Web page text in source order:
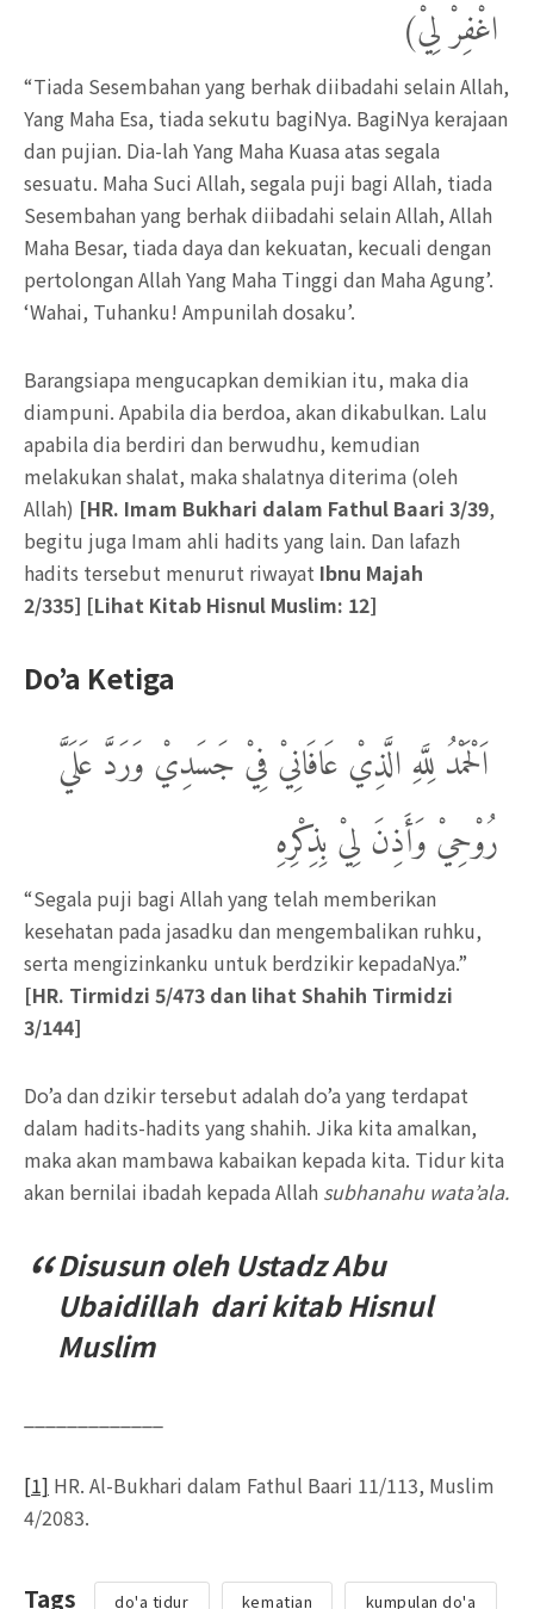
اغْفِرْ لِيْ)
“Tiada Sesembahan yang berhak diibadahi selain Allah,
Yang Maha Esa, tiada sekutu bagiNya. BagiNya kerajaan
dan pujian. Dia-lah Yang Maha Kuasa atas segala
sesuatu. Maha Suci Allah, segala puji bagi Allah, tiada
Sesembahan yang berhak diibadahi selain Allah, Allah
Maha Besar, tiada daya dan kekuatan, kecuali dengan
pertolongan Allah Yang Maha Tinggi dan Maha Agung’.
‘Wahai, Tuhanku! Ampunilah dosaku’.
Barangsiapa mengucapkan demikian itu, maka dia
diampuni. Apabila dia berdoa, akan dikabulkan. Lalu
apabila dia berdiri dan berwudhu, kemudian
melakukan shalat, maka shalatnya diterima (oleh
Allah) [HR. Imam Bukhari dalam Fathul Baari 3/39,
begitu juga Imam ahli hadits yang lain. Dan lafazh
hadits tersebut menurut riwayat Ibnu Majah
2/335] [Lihat Kitab Hisnul Muslim: 12]
Do’a Ketiga
اَلْحَمْدُ لِلَّهِ الَّذِيْ عَافَانِيْ فِيْ جَسَدِيْ وَرَدَّ عَلَيَّ
رُوْحِيْ وَأَذِنَ لِيْ بِذِكْرِهِ
“Segala puji bagi Allah yang telah memberikan
kesehatan pada jasadku dan mengembalikan ruhku,
serta mengizinkanku untuk berdzikir kepadaNya.”
[HR. Tirmidzi 5/473 dan lihat Shahih Tirmidzi
3/144]
Do’a dan dzikir tersebut adalah do’a yang terdapat
dalam hadits-hadits yang shahih. Jika kita amalkan,
maka akan mambawa kabaikan kepada kita. Tidur kita
akan bernilai ibadah kepada Allah subhanahu wata’ala.
Disusun oleh Ustadz Abu
Ubaidillah dari kitab Hisnul
Muslim
[1] HR. Al-Bukhari dalam Fathul Baari 11/113, Muslim
4/2083.
Tags do'a tidur kematian kumpulan do'a